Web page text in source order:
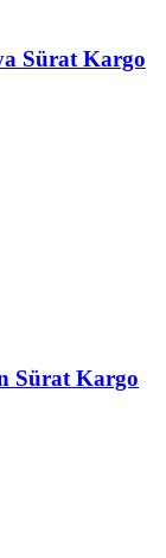
Sürat Kargo
Sürat Kargo